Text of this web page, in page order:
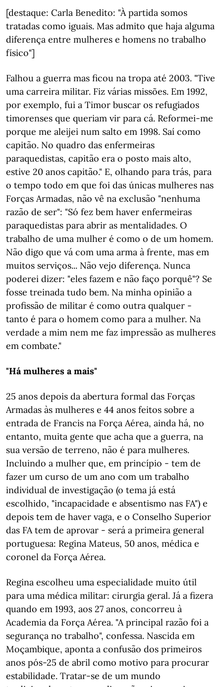
[destaque: Carla Benedito: "À partida somos
tratadas como iguais. Mas admito que haja alguma
diferença entre mulheres e homens no trabalho
físico"]
Falhou a guerra mas ficou na tropa até 2003. "Tive
uma carreira militar. Fiz várias missões. Em 1992,
por exemplo, fui a Timor buscar os refugiados
timorenses que queriam vir para cá. Reformei-me
porque me aleijei num salto em 1998. Saí como
capitão. No quadro das enfermeiras
paraquedistas, capitão era o posto mais alto,
estive 20 anos capitão." E, olhando para trás, para
o tempo todo em que foi das únicas mulheres nas
Forças Armadas, não vê na exclusão "nenhuma
razão de ser": "Só fez bem haver enfermeiras
paraquedistas para abrir as mentalidades. O
trabalho de uma mulher é como o de um homem.
Não digo que vá com uma arma à frente, mas em
muitos serviços... Não vejo diferença. Nunca
poderei dizer: "eles fazem e não faço porquê"? Se
fosse treinada tudo bem. Na minha opinião a
profissão de militar é como outra qualquer -
tanto é para o homem como para a mulher. Na
verdade a mim nem me faz impressão as mulheres
em combate."
"Há mulheres a mais"
25 anos depois da abertura formal das Forças
Armadas às mulheres e 44 anos feitos sobre a
entrada de Francis na Força Aérea, ainda há, no
entanto, muita gente que acha que a guerra, na
sua versão de terreno, não é para mulheres.
Incluindo a mulher que, em princípio - tem de
fazer um curso de um ano com um trabalho
individual de investigação (o tema já está
escolhido, "incapacidade e absentismo nas FA") e
depois tem de haver vaga, e o Conselho Superior
das FA tem de aprovar - será a primeira general
portuguesa: Regina Mateus, 50 anos, médica e
coronel da Força Aérea.
Regina escolheu uma especialidade muito útil
para uma médica militar: cirurgia geral. Já a fizera
quando em 1993, aos 27 anos, concorreu à
Academia da Força Aérea. "A principal razão foi a
segurança no trabalho", confessa. Nascida em
Moçambique, aponta a confusão dos primeiros
anos pós-25 de abril como motivo para procurar
estabilidade. Tratar-se de um mundo